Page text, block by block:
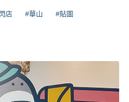
店 #華山 #貼圖